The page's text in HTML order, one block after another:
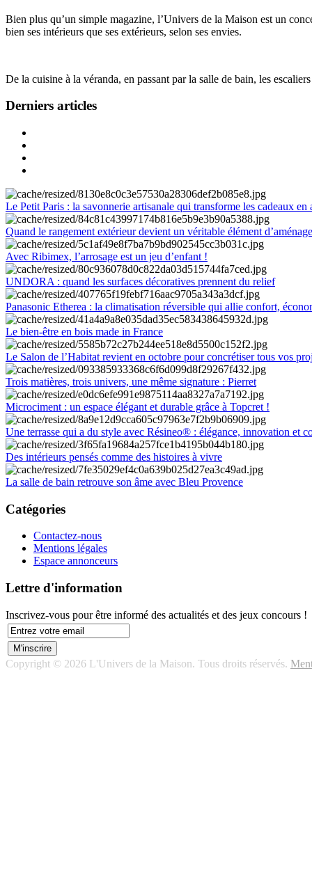
Bien plus qu’un simple magazine, l’Univers de la Maison est un
bien ses intérieurs que ses extérieurs, selon ses envies.
De la cuisine à la véranda, en passant par la salle de bain, les
Derniers articles
Le Petit Paris : la savonnerie artisanale qui transforme les cadeaux en
Quand le rangement extérieur devient un véritable élément
Avec Ribimex, l’arrosage est un jeu d’enfant !
UNDORA : quand les surfaces décoratives prennent du relief
Panasonic Etherea : la climatisation réversible qui allie confort,
Le bien-être en bois made in France
Le Salon de l’Habitat revient en octobre pour concrétiser tous vos
Trois matières, trois univers, une même signature : Pierret
Microciment : un espace élégant et durable grâce à Topcret !
Une terrasse qui a du style avec Résineo® : élégance, innovation et
Des intérieurs pensés comme des histoires à vivre
La salle de bain retrouve son âme avec Bleu Provence
Catégories
Contactez-nous
Mentions légales
Espace annonceurs
Lettre d'information
Inscrivez-vous pour être informé des actualités et des jeux concours !
Copyright © 2026 L'Univers de la Maison. Tous droits réservés.